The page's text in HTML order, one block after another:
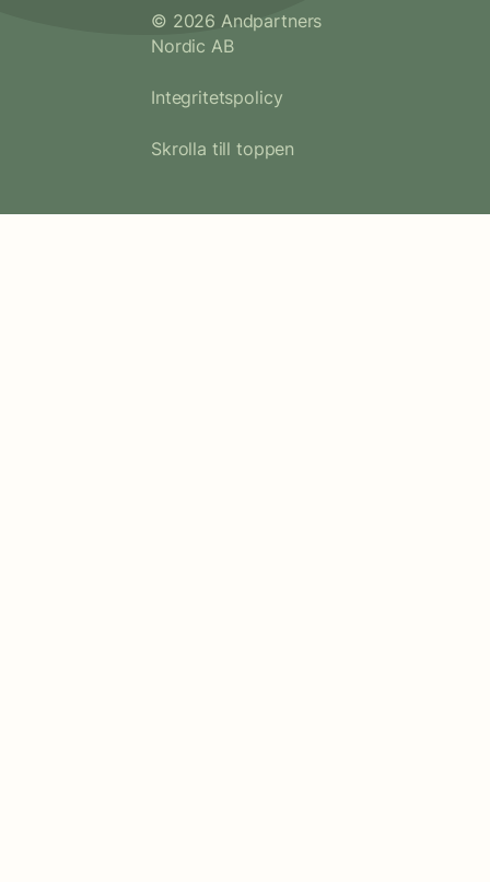
© 2026 Andpartners
Nordic AB
Integritetspolicy
Skrolla till toppen